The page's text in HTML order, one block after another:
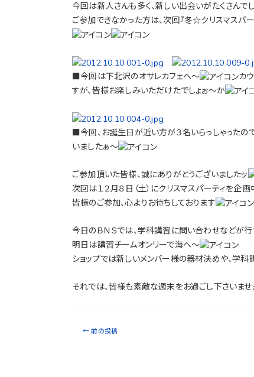
今回は新人さんも多く、新しい出会いがたくさんで
ご参加できなかった方は、次回『冬☆クリスマスパ
■今回は下北沢のオサレカフェへ～ カ
すが、皆様お楽しみいただけたでしょぉ～か
■今回、お誕生日が近い方が３名いらっしゃったの
いましたぁ～
ご参加頂いた皆様、誠にありがとうございましたッ
次回は１２月８日（土）にクリスマスパーティを企画
皆様のご参加、心よりお待ちしております
今日のＢＮＳでは、学科講習に問い合わせなどが
明日は講習チームオンリーで海へ～
ショップでは新しいメンバー様の器材決めや、学科
それでは、皆様も素敵な週末をお過ごし下さいませ
← 前の投稿